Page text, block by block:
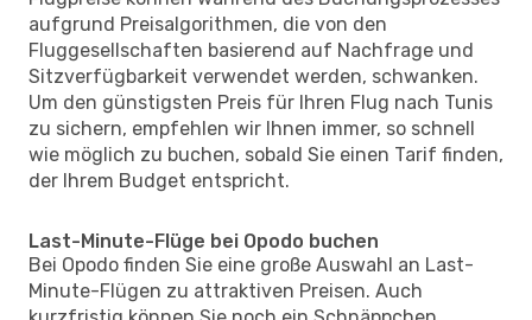
aufgrund Preisalgorithmen, die von den
Fluggesellschaften basierend auf Nachfrage und
Sitzverfügbarkeit verwendet werden, schwanken.
Um den günstigsten Preis für Ihren Flug nach Tunis
zu sichern, empfehlen wir Ihnen immer, so schnell
wie möglich zu buchen, sobald Sie einen Tarif finden,
der Ihrem Budget entspricht.
Last-Minute-Flüge bei Opodo buchen
Bei Opodo finden Sie eine große Auswahl an Last-
Minute-Flügen zu attraktiven Preisen. Auch